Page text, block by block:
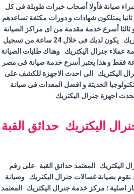
صيانة فأولا أصحاب خبرات طويلة فى كل
ثانيا يمتلكون شهادات و دورات مكثفة تساعدهم
ثالثا أسرع خدمة مقدمة من اى مراكز الصيانة
الأخرى فريق صيانة جنرال اليكتريك يكون لديك فى خلال 24 ساعة من تسجيل
عملاء جنرال اليكتريك وهناك طلبات الصيانة
فقط و هذا يعتبر أسرع خدمة صيانة فى مصر
اليكتريك الى احدث الاجهزة للكشف على
الحديثة و افضل المعدات فى صيانة
اجهزة جنرال اليكتريك
اليكتريك حدائق القبة
اليكتريك المعتمد حدائق القبة على رقم
بصيانة غسالات جنرال اليكتريك وصيانة
اصلية ؛ مركز خدمة جنرال اليكتريك المعتمد